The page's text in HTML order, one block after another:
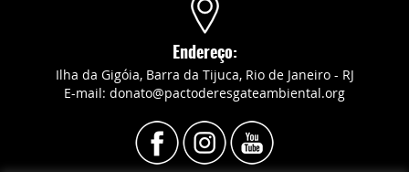
Endereço:
Ilha da Gigóia, Barra da Tijuca, Rio de Janeiro - RJ
E-mail: donato@pactoderesgateambiental.org